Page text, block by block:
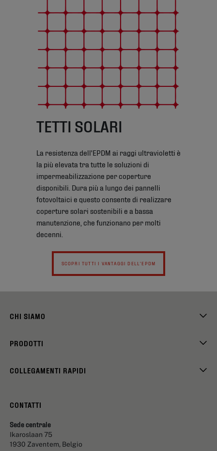
TETTI SOLARI
La resistenza dell'EPDM ai raggi ultravioletti è
la più elevata tra tutte le soluzioni di
impermeabilizzazione per coperture
disponibili. Dura più a lungo dei pannelli
fotovoltaici e questo consente di realizzare
coperture solari sostenibili e a bassa
manutenzione, che funzionano per molti
decenni.
SCOPRI TUTTI I VANTAGGI DELL'EPDM
CHI SIAMO
PRODOTTI
COLLEGAMENTI RAPIDI
CONTATTI
Sede centrale
Ikaroslaan 75
1930 Zaventem, Belgio